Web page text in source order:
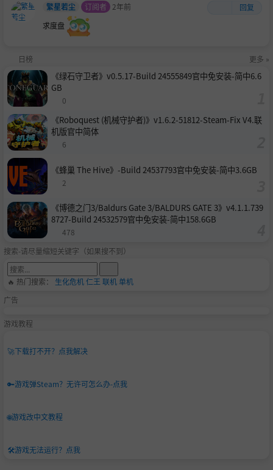
繁星若尘 订阅者 2年前
回复
求度盘
日榜 更多 »
《绿石守卫者》v0.5.17-Build 24555849官中免安装-简中6.6
GB
0
《Roboquest (机械守护者)》v1.6.2-51812-Steam-Fix V4.联
机版官中简体
6
《蜂巢 The Hive》-Build 24537793官中免安装-简中3.6GB
2
《博德之门3/Baldurs Gate 3/BALDURS GATE 3》v4.1.1.739
8727-Build 24532579官中免安装-简中158.6GB
478
搜索-请尽量缩短关键字（如果搜不到）
🔥 热门搜索： 生化危机仁王 联机单机
广告
游戏教程
🚀下载打不开？点我解决
🔑游戏弹Steam？无许可怎么办-点我
🌐游戏改中文教程
🛠️游戏无法运行？点我